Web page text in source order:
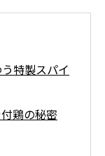
特製スパイ
鶏の秘密
の魔法